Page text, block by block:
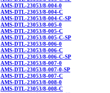
AMS-DTL-23053/8-004-0
AMS-DTL-23053/8-004-C
AMS-DTL-23053/8-004-C-SP
AMS-DTL-23053/8-005-0
AMS-DTL-23053/8-005-C
AMS-DTL-23053/8-005-C-SP
AMS-DTL-23053/8-006-0
AMS-DTL-23053/8-006-C
AMS-DTL-23053/8-006-C-SP
AMS-DTL-23053/8-007-0
AMS-DTL-23053/8-007-0-SP
AMS-DTL-23053/8-007-C
AMS-DTL-23053/8-008-0
AMS-DTL-23053/8-008-C